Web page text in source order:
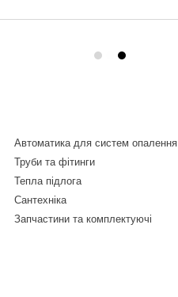
Автоматика для систем опалення
Труби та фітинги
Тепла підлога
Сантехніка
Запчастини та комплектуючі